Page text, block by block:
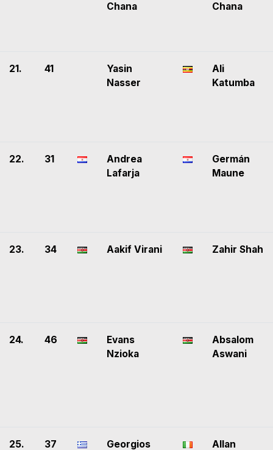
Chana
Chana
21. 41
Yasin
Nasser
Ali
Katumba
22. 31
Andrea
Lafarja
Germán
Maune
23. 34 Aakif Virani Zahir Shah
24. 46
Evans
Nzioka
Absalom
Aswani
25. 37 Georgios Allan